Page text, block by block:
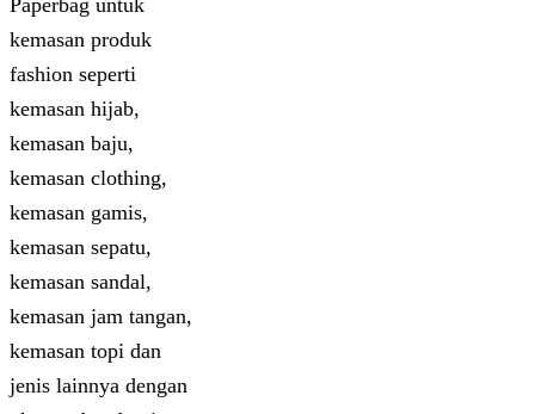
kemasan produk
fashion seperti
kemasan hijab,
kemasan baju,
kemasan clothing,
kemasan gamis,
kemasan sepatu,
kemasan sandal,
kemasan jam tangan,
kemasan topi dan
jenis lainnya dengan